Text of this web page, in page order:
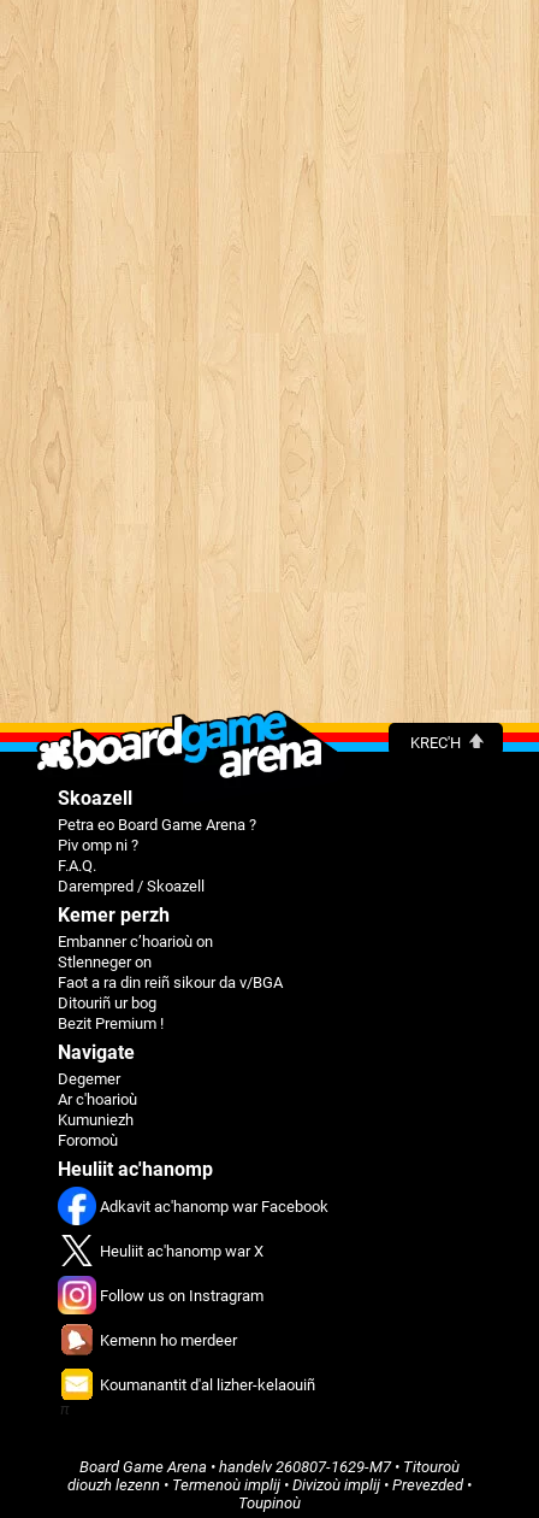
KREC'H
Skoazell
Petra eo Board Game Arena ?
Piv omp ni ?
F.A.Q.
Darempred / Skoazell
Kemer perzh
Embanner c’hoarioù on
Stlenneger on
Faot a ra din reiñ sikour da v/BGA
Ditouriñ ur bog
Bezit Premium !
Navigate
Degemer
Ar c'hoarioù
Kumuniezh
Foromoù
Heuliit ac'hanomp
Adkavit ac'hanomp war Facebook
Heuliit ac'hanomp war X
Follow us on Instragram
Kemenn ho merdeer
Koumanantit d'al lizher-kelaouiñ
Board Game Arena • handelv260807-1629-M7• Titouroù
diouzh lezenn• Termenoù implij• Divizoù implij• Prevezded•
Toupinoù
π